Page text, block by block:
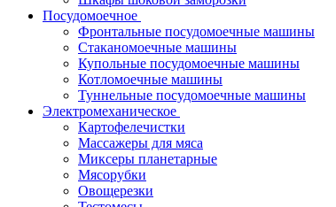
Посудомоечное
Фронтальные посудомоечные машины
Стаканомоечные машины
Купольные посудомоечные машины
Котломоечные машины
Туннельные посудомоечные машины
Электромеханическое
Картофелечистки
Массажеры для мяса
Миксеры планетарные
Мясорубки
Овощерезки